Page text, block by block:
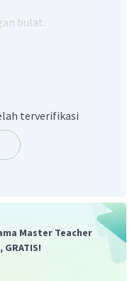
bulat.
ditulis
ditulis
selalu lebih besar dari
terverifikasi
Master Teacher